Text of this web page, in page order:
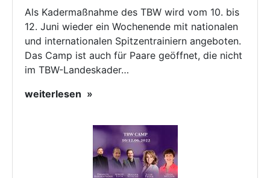
Als Kadermaßnahme des TBW wird vom 10. bis
12. Juni wieder ein Wochenende mit nationalen
und internationalen Spitzentrainiern angeboten.
Das Camp ist auch für Paare geöffnet, die nicht
im TBW-Landeskader…
weiterlesen